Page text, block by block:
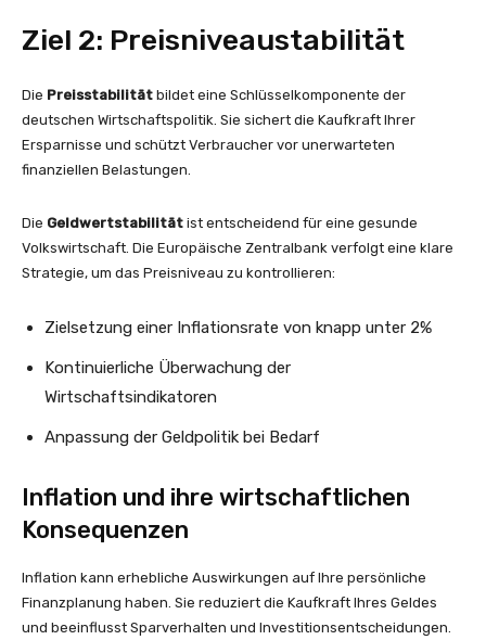
Ziel 2: Preisniveaustabilität
Die Preisstabilität bildet eine Schlüsselkomponente der
deutschen Wirtschaftspolitik. Sie sichert die Kaufkraft Ihrer
Ersparnisse und schützt Verbraucher vor unerwarteten
finanziellen Belastungen.
Die Geldwertstabilität ist entscheidend für eine gesunde
Volkswirtschaft. Die Europäische Zentralbank verfolgt eine klare
Strategie, um das Preisniveau zu kontrollieren:
Zielsetzung einer Inflationsrate von knapp unter 2%
Kontinuierliche Überwachung der
Wirtschaftsindikatoren
Anpassung der Geldpolitik bei Bedarf
Inflation und ihre wirtschaftlichen
Konsequenzen
Inflation kann erhebliche Auswirkungen auf Ihre persönliche
Finanzplanung haben. Sie reduziert die Kaufkraft Ihres Geldes
und beeinflusst Sparverhalten und Investitionsentscheidungen.